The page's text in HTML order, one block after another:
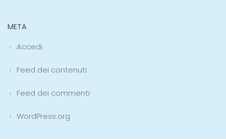
META
Accedi
Feed dei contenuti
Feed dei commenti
WordPress.org